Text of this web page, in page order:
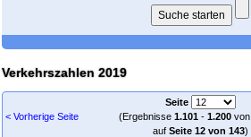
Verkehrszahlen 2019
< Vorherige Seite
Seite
(Ergebnisse 1.101- 1.200von
auf Seite 12 von 143)